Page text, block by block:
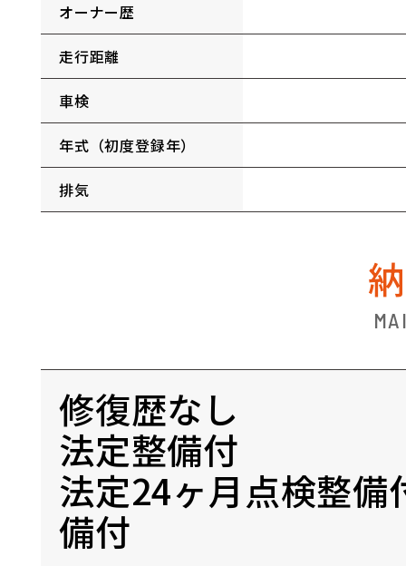
オーナー歴
走行距離
車検
年式（初度登録年）
排気
修復歴なし
法定整備付
法定24ヶ月点検整
備付